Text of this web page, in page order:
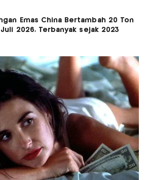
Emas China Bertambah 20 Ton
2026, Terbanyak sejak 2023